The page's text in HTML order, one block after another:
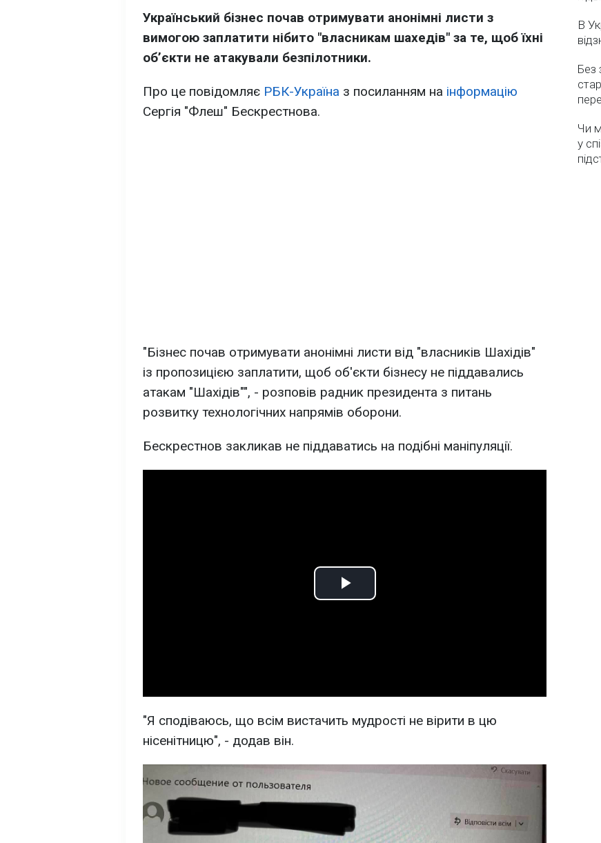
Український бізнес почав отримувати анонімні листи з
вимогою заплатити нібито "власникам шахедів" за те, щоб їхні
обʼєкти не атакували безпілотники.
Про це повідомляє РБК-Україна з посиланням на інформацію
Сергія "Флеш" Бескрестнова.
"Бізнес почав отримувати анонімні листи від "власників Шахідів"
із пропозицією заплатити, щоб об'єкти бізнесу не піддавались
атакам "Шахідів"", - розповів радник президента з питань
розвитку технологічних напрямів оборони.
Бескрестнов закликав не піддаватись на подібні маніпуляції.
Play
"Я сподіваюсь, що всім вистачить мудрості не вірити в цю
нісенітницю", - додав він.
В
Без
Чи
у